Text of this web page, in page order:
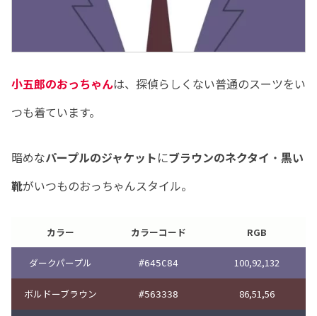
小五郎のおっちゃんは、探偵らしくない普通のスーツをい
つも着ています。
暗めなパープルのジャケットにブラウンのネクタイ ・ 黒い
靴がいつものおっちゃんスタイル。
カラー カラーコード RGB
ダークパープル #645C84 100,92,132
ボルドーブラウン #563338 86,51,56